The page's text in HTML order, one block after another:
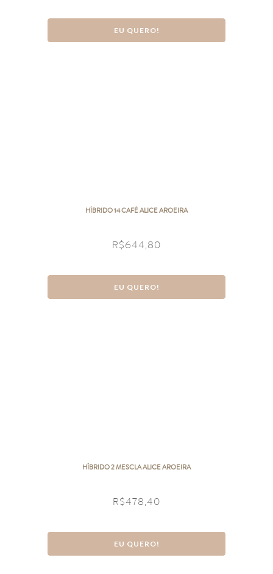
EU QUERO!
HÍBRIDO 14 CAFÉ ALICE AROEIRA
R$644,80
EU QUERO!
HÍBRIDO 2 MESCLA ALICE AROEIRA
R$478,40
EU QUERO!